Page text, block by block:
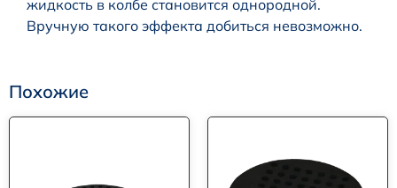
жидкость в колбе становится однородной.
Вручную такого эффекта добиться невозможно.
Похожие